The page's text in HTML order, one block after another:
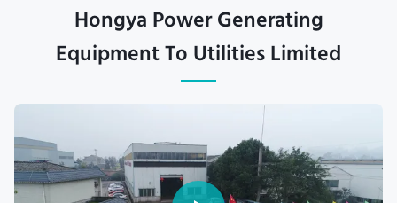
Hongya Power Generating
Equipment To Utilities Limited